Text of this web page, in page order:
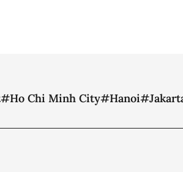
#Ho Chi Minh City#Hanoi